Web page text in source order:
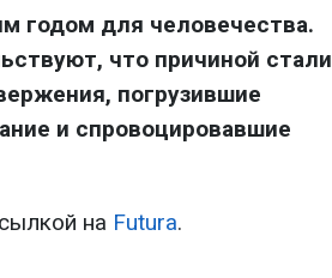
годом для человечества.
что причиной стали
погрузившие
и спровоцировавшие
на Futura.